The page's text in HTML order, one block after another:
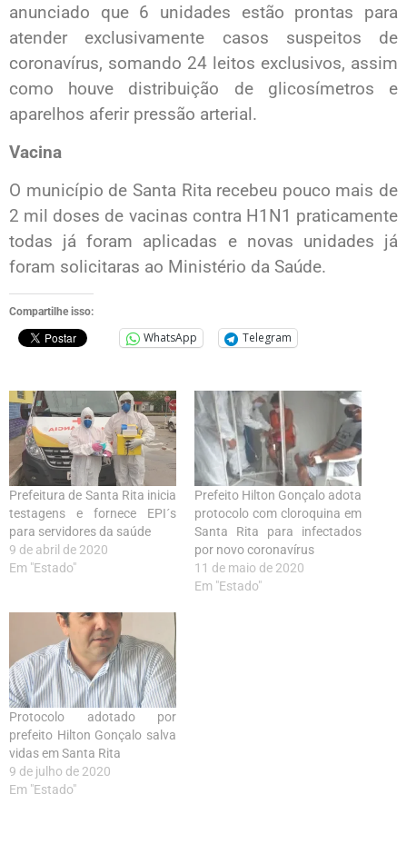
anunciado que 6 unidades estão prontas para
atender exclusivamente casos suspeitos de
coronavírus, somando 24 leitos exclusivos, assim
como houve distribuição de glicosímetros e
aparelhos aferir pressão arterial.
Vacina
O município de Santa Rita recebeu pouco mais de
2 mil doses de vacinas contra H1N1 praticamente
todas já foram aplicadas e novas unidades já
foram solicitaras ao Ministério da Saúde.
Compartilhe isso:
WhatsApp Telegram
Prefeitura de Santa Rita inicia
testagens e fornece EPI´s
para servidores da saúde
9 de abril de 2020
Em "Estado"
Prefeito Hilton Gonçalo adota
protocolo com cloroquina em
Santa Rita para infectados
por novo coronavírus
11 de maio de 2020
Em "Estado"
Protocolo adotado por
prefeito Hilton Gonçalo salva
vidas em Santa Rita
9 de julho de 2020
Em "Estado"